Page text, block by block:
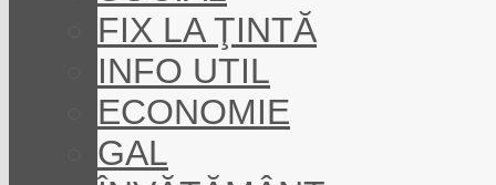
FIX LA ŢINTĂ
INFO UTIL
ECONOMIE
GAL